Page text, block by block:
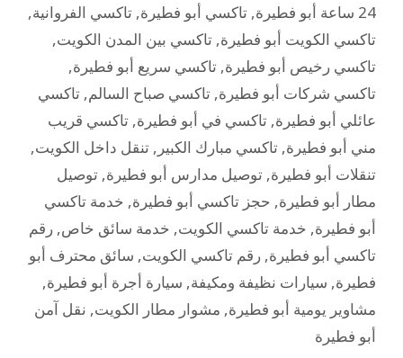
24 ساعة أبو فطيرة
, تاكسي أبو فطيرة, تاكسي الفروانية,
تاكسي الكويت أبو فطيرة, تاكسي بين المدن الكويت,
تاكسي رخيص أبو فطيرة, تاكسي سريع أبو فطيرة,
تاكسي شركات أبو فطيرة, تاكسي صباح السالم, تاكسي
عائلي أبو فطيرة, تاكسي في أبو فطيرة, تاكسي قريب
مني أبو فطيرة, تاكسي مبارك الكبير , تنقل داخل الكويت,
تنقلات أبو فطيرة, توصيل مدارس أبو فطيرة, توصيل
مطار أبو فطيرة, حجز تاكسي أبو فطيرة, خدمة تاكسي
أبو فطيرة, خدمة تاكسي الكويت, خدمة سائق خاص, رقم
تاكسي أبو فطيرة, رقم تاكسي الكويت, سائق محترف أبو
فطيرة, سيارات نظيفة ومكيفة, سيارة أجرة أبو فطيرة,
مشاوير يومية أبو فطيرة, مشوار مطار الكويت, نقل آمن
أبو فطيرة